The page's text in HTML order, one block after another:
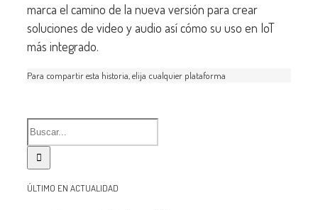
marca el camino de la nueva versión para crear
soluciones de video y audio así cómo su uso en IoT
más integrado.
Para compartir esta historia, elija cualquier plataforma
ÚLTIMO EN ACTUALIDAD